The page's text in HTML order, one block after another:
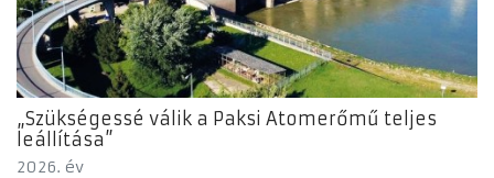
„Szükségessé válik a Paksi Atomerőmű teljes
leállítása”
2026. év